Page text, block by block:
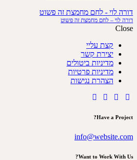
דורה לוי - לחם מחמצת זה פשוט
דורה לוי – לחם מחמצת זה פשוט
Close
קצת עליי
יצירת קשר
מדיניות ביטולים
מדיניות פרטיות
הצהרת נגישות
Have a Project?
info@website.com
Want to Work With Us?